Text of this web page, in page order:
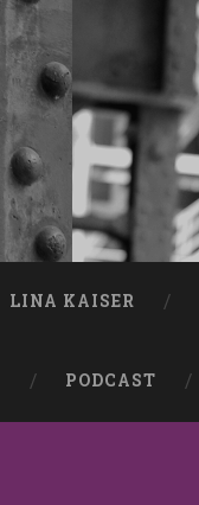
LINA KAISER
PODCAST